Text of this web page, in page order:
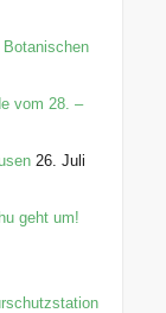
vom 28. –
26. Juli
geht um!